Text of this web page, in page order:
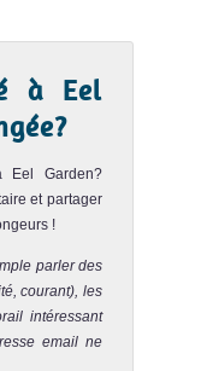
à Eel
Garden?
et partager
!
parler des
courant), les
intéressant
email ne